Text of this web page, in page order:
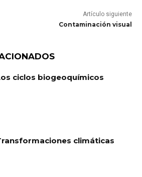
Artículo siguiente
Contaminación visual
ciclos biogeoquímicos
climáticas